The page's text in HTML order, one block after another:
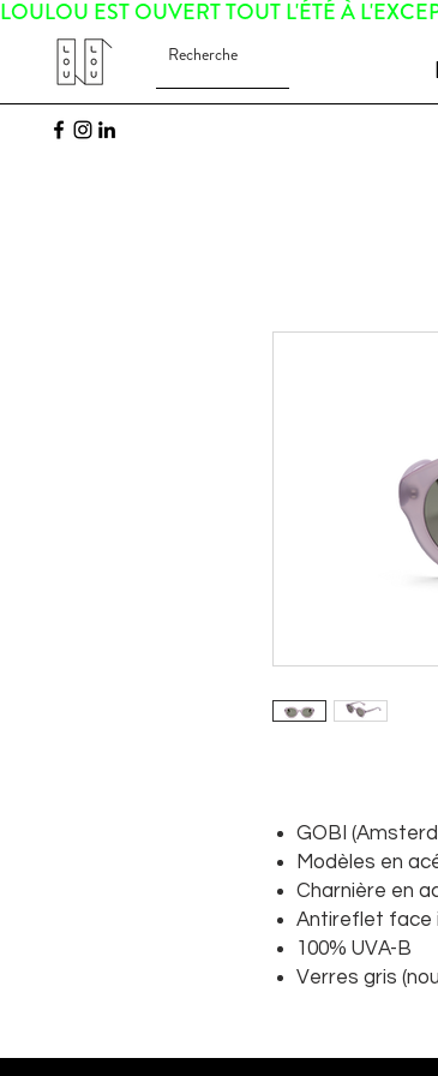
LOULOU EST OUVERT TOUT L'ÉTÉ À
GOBI
Modèles en
Charnière en
Antireflet face
100% UVA-B
Verres gris